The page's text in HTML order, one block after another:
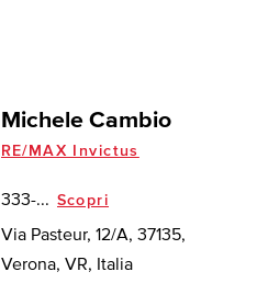
Michele Cambio
RE/MAX Invictus
333-... Scopri
Via Pasteur, 12/A, 37135,
Verona, VR, Italia